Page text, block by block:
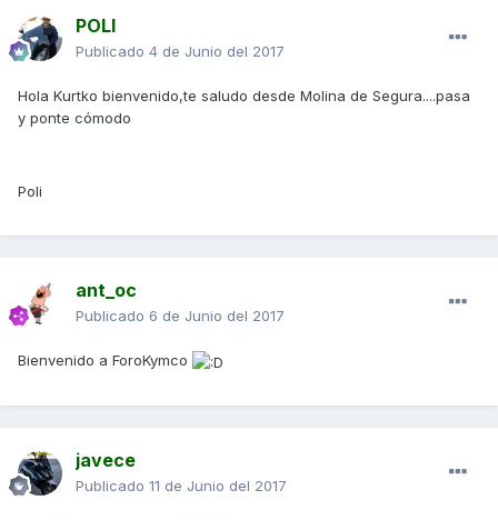
POLI
Publicado 4 de Junio del 2017
Hola Kurtko bienvenido,te saludo desde Molina de Segura....pasa
y ponte cómodo
Poli
ant_oc
Publicado 6 de Junio del 2017
Bienvenido a ForoKymco
javece
Publicado 11 de Junio del 2017